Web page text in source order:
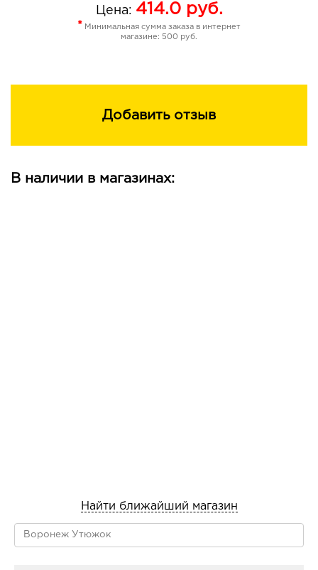
Tocopheryl Acetate, Propylene Carbonate, Polyisobutene,
Polysorbate 20, Phenoxyethanol, Methylparaben,
Propylparaben, Ethylparaben, Silica, Tin Oxide, +/- [Mica,
Цена: 414.0руб.
* Минимальная сумма заказа в интернет
магазине: 500 руб.
Добавить отзыв
В наличии в магазинах:
Найти ближайший магазин